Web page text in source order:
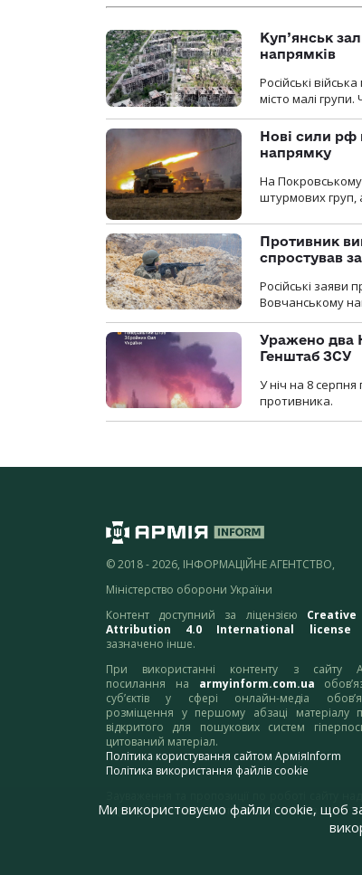
Куп’янськ
напрямків
Російські
місто малі
Нові сили рф
напрямку
На Покровському
штурмових груп,
Противник
спростував
Російські заяви
Вовчанському
Уражено два
Генштаб ЗСУ
У ніч на 8 серпня
противника.
© 2018 - 2026, ІНФОРМАЦІЙНЕ АГЕНТСТВО,
Міністерство оборони України
Контент доступний за ліцензією Creative
Attribution 4.0 International license
зазначено інше.
При використанні контенту з сайту
посилання на armyinform.com.ua
суб’єктів у сфері онлайн-медіа
розміщення у першому абзаці матеріалу
відкритого для пошукових систем
цитований матеріал.
Політика користування сайтом АрміяInform
Політика використання файлів cookie
адресу:webmaster@armyinform.com.ua
Ми використовуємо файли cookie, щоб